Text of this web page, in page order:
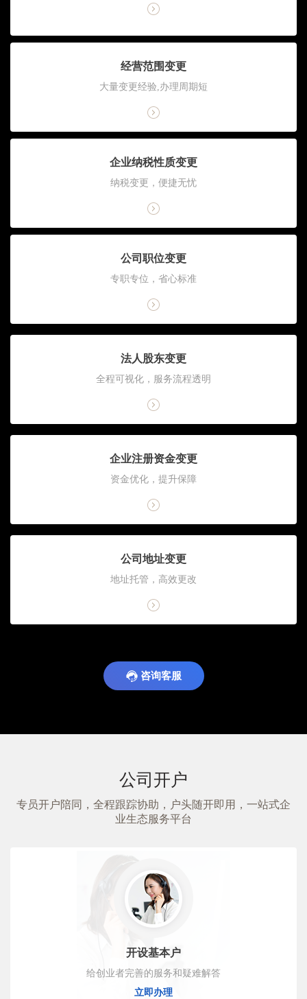
经营范围变更
大量变更经验,办理周期短
企业纳税性质变更
纳税变更，便捷无忧
公司职位变更
专职专位，省心标准
法人股东变更
全程可视化，服务流程透明
企业注册资金变更
资金优化，提升保障
公司地址变更
地址托管，高效更改
咨询客服
公司开户
专员开户陪同，全程跟踪协助，户头随开即用，一站式企
业生态服务平台
开设基本户
给创业者完善的服务和疑难解答
立即办理